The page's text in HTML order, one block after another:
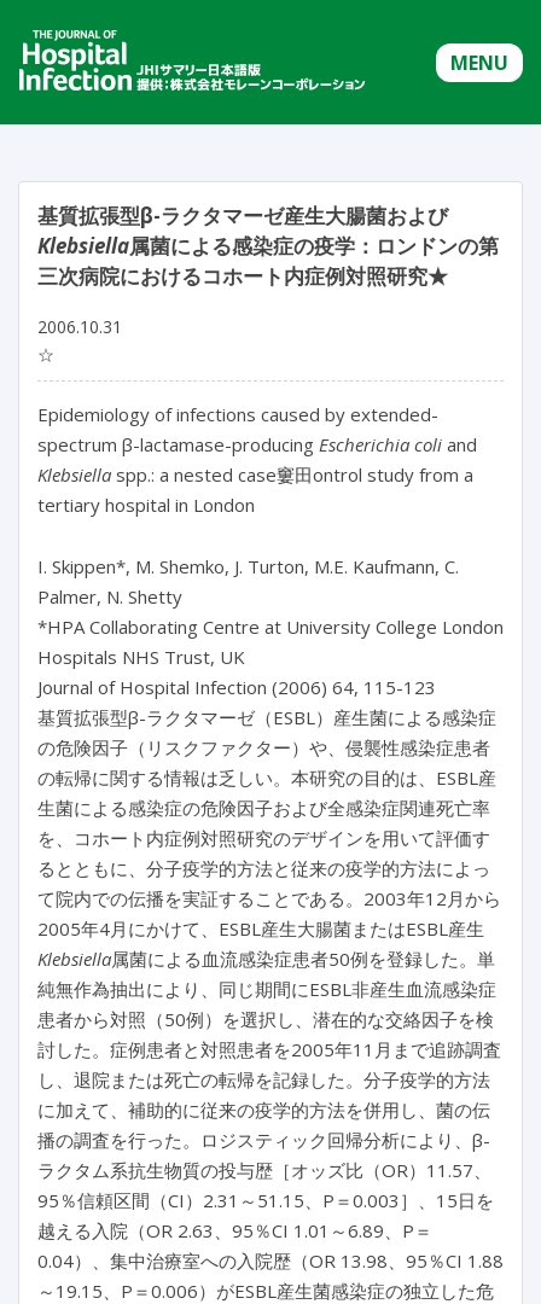
MENU
基質拡張型β-ラクタマーゼ産生大腸菌および
Klebsiella属菌による感染症の疫学：ロンドンの第
三次病院におけるコホート内症例対照研究★
2006.10.31
☆
Epidemiology of infections caused by extended-
spectrum β-lactamase-producing Escherichia coli and
Klebsiella spp.: a nested case窶田ontrol study from a
tertiary hospital in London
I. Skippen*, M. Shemko, J. Turton, M.E. Kaufmann, C.
Palmer, N. Shetty
*HPA Collaborating Centre at University College London
Hospitals NHS Trust, UK
Journal of Hospital Infection (2006) 64, 115-123
基質拡張型β-ラクタマーゼ（ESBL）産生菌による感染症
の危険因子（リスクファクター）や、侵襲性感染症患者
の転帰に関する情報は乏しい。本研究の目的は、ESBL産
生菌による感染症の危険因子および全感染症関連死亡率
を、コホート内症例対照研究のデザインを用いて評価す
るとともに、分子疫学的方法と従来の疫学的方法によっ
て院内での伝播を実証することである。2003年12月から
2005年4月にかけて、ESBL産生大腸菌またはESBL産生
Klebsiella属菌による血流感染症患者50例を登録した。単
純無作為抽出により、同じ期間にESBL非産生血流感染症
患者から対照（50例）を選択し、潜在的な交絡因子を検
討した。症例患者と対照患者を2005年11月まで追跡調査
し、退院または死亡の転帰を記録した。分子疫学的方法
に加えて、補助的に従来の疫学的方法を併用し、菌の伝
播の調査を行った。ロジスティック回帰分析により、β-
ラクタム系抗生物質の投与歴［オッズ比（OR）11.57、
95％信頼区間（CI）2.31～51.15、P＝0.003］、15日を
越える入院（OR 2.63、95％CI 1.01～6.89、P＝
0.04）、集中治療室への入院歴（OR 13.98、95％CI 1.88
～19.15、P＝0.006）がESBL産生菌感染症の独立した危